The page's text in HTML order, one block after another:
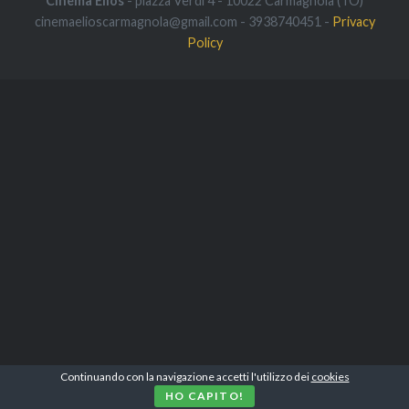
cinemaelioscarmagnola@gmail.com - 3938740451 - Privacy
Policy
Continuando con la navigazione accetti l'utilizzo dei cookies
HO CAPITO!